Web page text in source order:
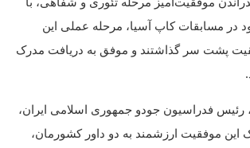
مسابقات کاپ آسیا، مرحله عملی این
پشت سر گذاشتند و موفق به دریافت مدرک
فدراسیون جودو جمهوری اسلامی ایران،
این موفقیت ارزشمند به دو داور کشورمان،